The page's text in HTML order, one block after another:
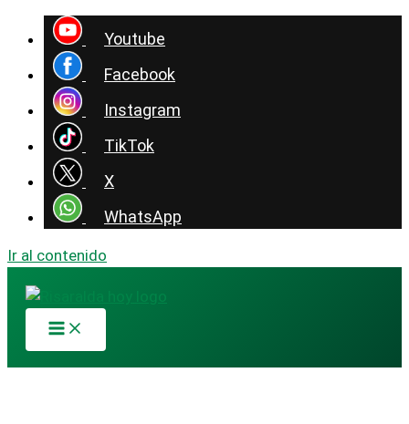
Youtube
Facebook
Instagram
TikTok
X
WhatsApp
Ir al contenido